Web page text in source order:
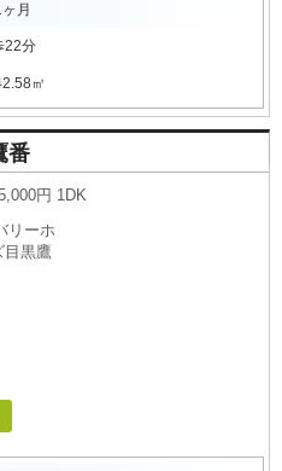
月
22分
㎡
番
円 1DK